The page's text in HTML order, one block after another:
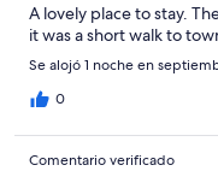
A lovely place to stay.
it was a short walk to
Se alojó 1 noche en
0
Comentario verificado